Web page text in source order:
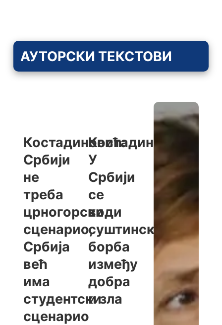
АУТОРСКИ ТЕКСТОВИ
Костадиновић:
Србији
не
треба
црногорски
сценарио,
Србија
већ
има
студентски
сценарио
Костадиновић:
У
Србији
се
води
суштинска
борба
између
добра
и зла